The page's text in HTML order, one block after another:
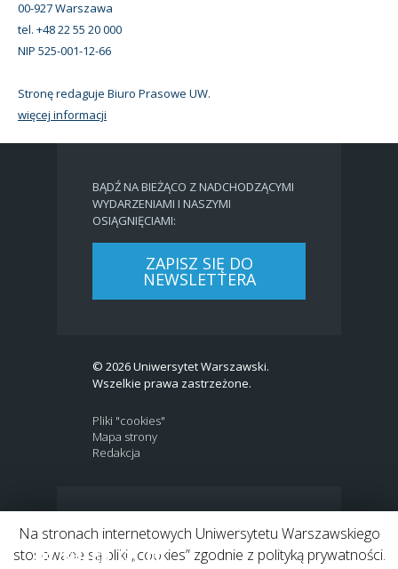
00-927 Warszawa
tel. +48 22 55 20 000
NIP 525-001-12-66
Stronę redaguje Biuro Prasowe UW.
więcej informacji
BĄDŹ NA BIEŻĄCO Z NADCHODZĄCYMI
WYDARZENIAMI I NASZYMI
OSIĄGNIĘCIAMI:
ZAPISZ SIĘ DO
NEWSLETTERA
© 2026 Uniwersytet Warszawski.
Wszelkie prawa zastrzeżone.
Pliki "cookies"
Mapa strony
Redakcja
Link do profilu Facebook
Link to Twitter profile
Link do kanału Youtube
Link do profilu Instagram
Link do profilu LinkedIn
Na stronach internetowych Uniwersytetu Warszawskiego
stosowane są pliki „cookies” zgodnie z polityką prywatności.